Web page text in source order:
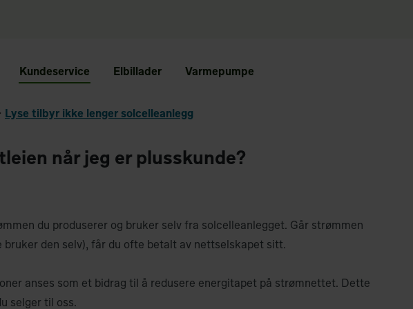
Kundeservice Elbillader Varmepumpe
Lyse tilbyr ikke lenger solcelleanlegg
når jeg er plusskunde?
du produserer og bruker selv fra solcelleanlegget. Går strømmen
den selv), får du ofte betalt av nettselskapet sitt.
anses som et bidrag til å redusere energitapet på strømnettet. Dette
selger til oss.